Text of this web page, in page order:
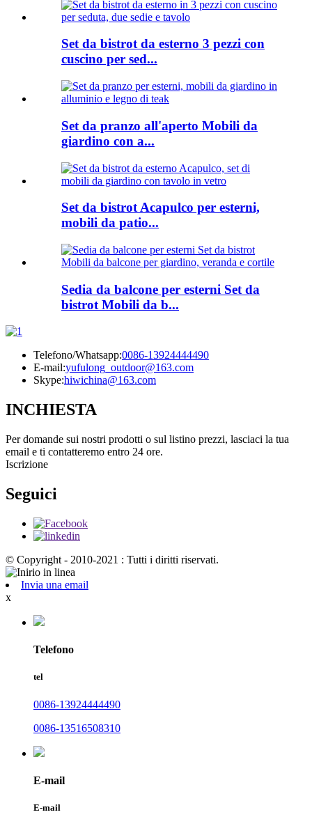
Set da bistrot da esterno 3 pezzi con
cuscino per sed...
Set da pranzo all'aperto Mobili da
giardino con a...
Set da bistrot Acapulco per esterni,
mobili da patio...
Sedia da balcone per esterni Set da
bistrot Mobili da b...
Telefono/Whatsapp:0086-13924444490
E-mail:yufulong_outdoor@163.com
Skype:hiwichina@163.com
INCHIESTA
Per domande sui nostri prodotti o sul listino prezzi, lasciaci la tua
email e ti contatteremo entro 24 ore.
Iscrizione
Seguici
© Copyright - 2010-2021 : Tutti i diritti riservati.
Invia una email
x
Telefono
tel
0086-13924444490
0086-13516508310
E-mail
E-mail